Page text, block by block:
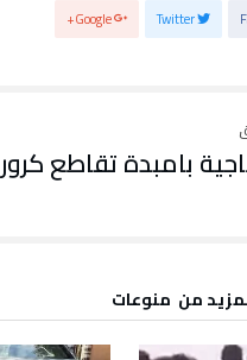
Twitter
Google+
بامبدة تقاطع كرور
من ‬ منوعات